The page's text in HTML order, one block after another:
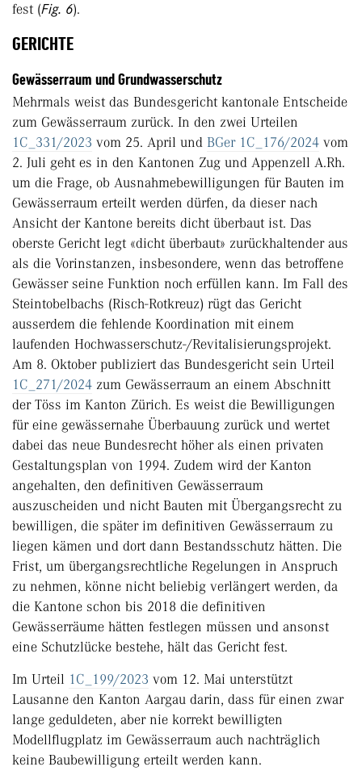
fest (Fig. 6).
GERICHTE
Gewässerraum und Grundwasserschutz
Mehrmals weist das Bundesgericht kantonale Entscheide
zum Gewässerraum zurück. In den zwei Urteilen
1C_331/2023 vom 25. April und BGer 1C_176/2024 vom
2. Juli geht es in den Kantonen Zug und Appenzell A.Rh.
um die Frage, ob Ausnahmebewilligungen für Bauten im
Gewässerraum erteilt werden dürfen, da dieser nach
Ansicht der Kantone bereits dicht überbaut ist. Das
oberste Gericht legt «dicht überbaut» zurückhaltender aus
als die Vorinstanzen, insbesondere, wenn das betroffene
Gewässer seine Funktion noch erfüllen kann. Im Fall des
Steintobelbachs (Risch-Rotkreuz) rügt das Gericht
ausserdem die fehlende Koordination mit einem
laufenden Hochwasserschutz-/Revitalisierungsprojekt.
Am 8. Oktober publiziert das Bundesgericht sein Urteil
1C_271/2024 zum Gewässerraum an einem Abschnitt
der Töss im Kanton Zürich. Es weist die Bewilligungen
für eine gewässernahe Überbauung zurück und wertet
dabei das neue Bundesrecht höher als einen privaten
Gestaltungsplan von 1994. Zudem wird der Kanton
angehalten, den definitiven Gewässerraum
auszuscheiden und nicht Bauten mit Übergangsrecht zu
bewilligen, die später im definitiven Gewässerraum zu
liegen kämen und dort dann Bestandsschutz hätten. Die
Frist, um übergangsrechtliche Regelungen in Anspruch
zu nehmen, könne nicht beliebig verlängert werden, da
die Kantone schon bis 2018 die definitiven
Gewässerräume hätten festlegen müssen und ansonst
eine Schutzlücke bestehe, hält das Gericht fest.
Im Urteil 1C_199/2023 vom 12. Mai unterstützt
Lausanne den Kanton Aargau da­rin, dass für einen zwar
lange geduldeten, aber nie korrekt bewilligten
Modellflugplatz im Gewässerraum auch nachträglich
keine Baubewilligung erteilt werden kann.